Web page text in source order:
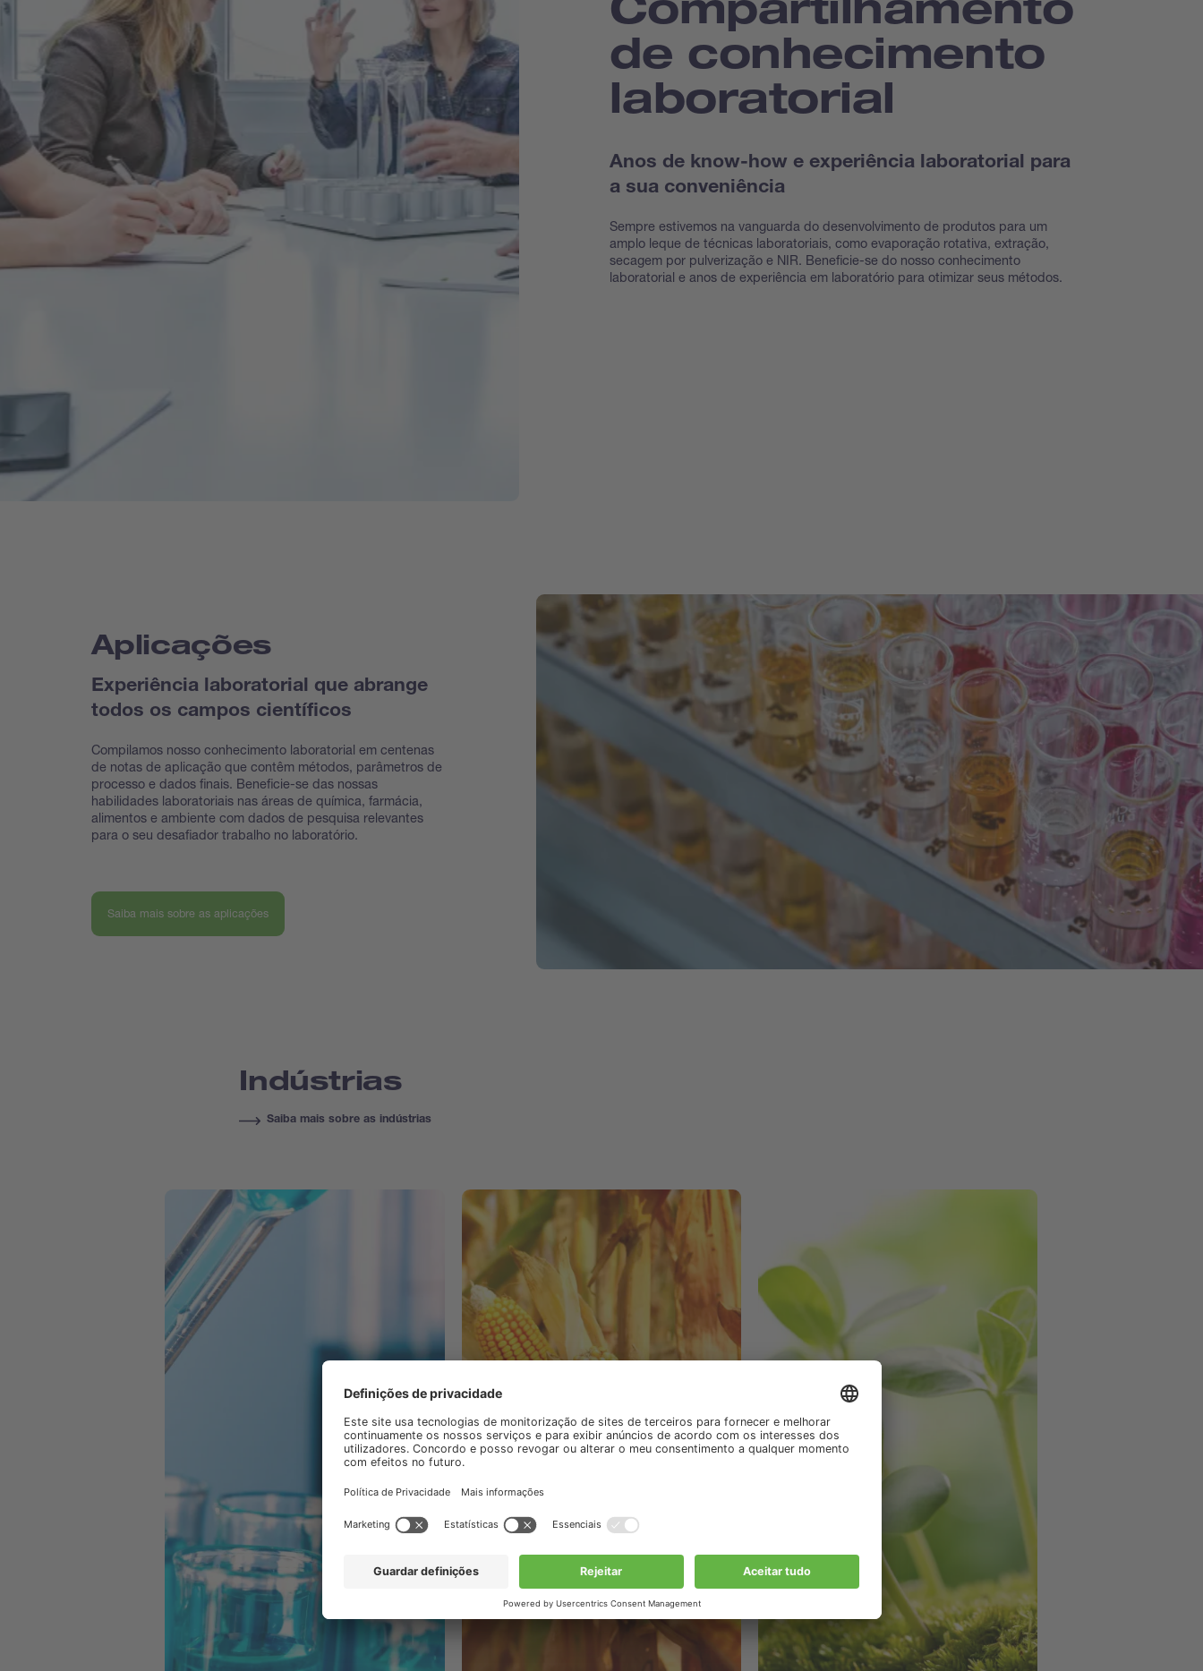
de conhecimento
laboratorial
Anos de know-how e experiência laboratorial para
a sua conveniência
Sempre estivemos na vanguarda do desenvolvimento de produtos para um
amplo leque de técnicas laboratoriais, como evaporação rotativa, extração,
secagem por pulverização e NIR. Beneficie-se do nosso conhecimento
laboratorial e anos de experiência em laboratório para otimizar seus métodos.
Aplicações
Experiência laboratorial que abrange
todos os campos científicos
Compilamos nosso conhecimento laboratorial em centenas
de notas de aplicação que contêm métodos, parâmetros de
processo e dados finais. Beneficie-se das nossas
habilidades laboratoriais nas áreas de química, farmácia,
alimentos e ambiente com dados de pesquisa relevantes
para o seu desafiador trabalho no laboratório.
Saiba mais sobre as aplicações
Indústrias
Saiba mais sobre as indústrias